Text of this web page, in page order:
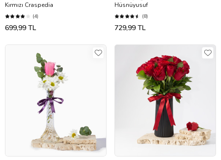
Kırmızı Craspedia
(4)
699,99 TL
Hüsnüyusuf
(8)
729,99 TL